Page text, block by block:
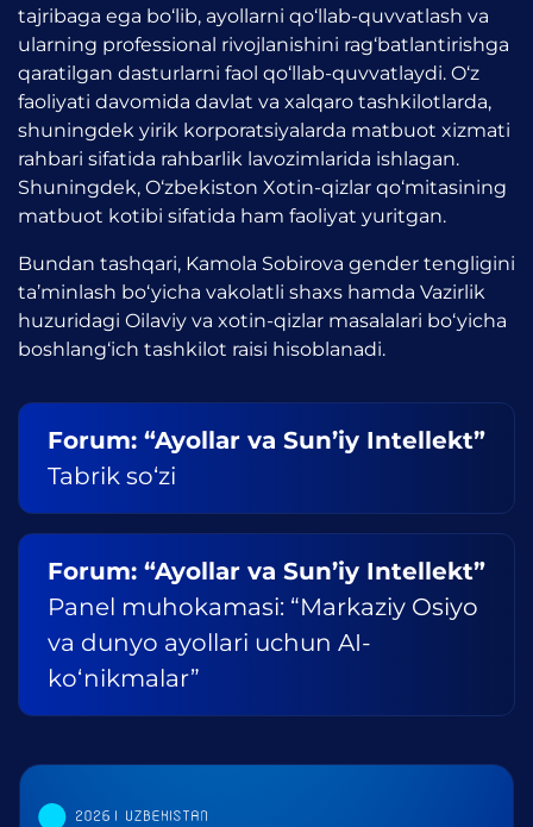
tajribaga ega bo‘lib, ayollarni qo‘llab-quvvatlash va
ularning professional rivojlanishini rag‘batlantirishga
qaratilgan dasturlarni faol qo‘llab-quvvatlaydi. O‘z
faoliyati davomida davlat va xalqaro tashkilotlarda,
shuningdek yirik korporatsiyalarda matbuot xizmati
rahbari sifatida rahbarlik lavozimlarida ishlagan.
Shuningdek, O‘zbekiston Xotin-qizlar qo‘mitasining
matbuot kotibi sifatida ham faoliyat yuritgan.
Bundan tashqari, Kamola Sobirova gender tengligini
ta’minlash bo‘yicha vakolatli shaxs hamda Vazirlik
huzuridagi Oilaviy va xotin-qizlar masalalari bo‘yicha
boshlang‘ich tashkilot raisi hisoblanadi.
Forum: “Ayollar va Sun’iy Intellekt”
Tabrik so‘zi
Forum: “Ayollar va Sun’iy Intellekt”
Panel muhokamasi: “Markaziy Osiyo
va dunyo ayollari uchun AI-
ko‘nikmalar”